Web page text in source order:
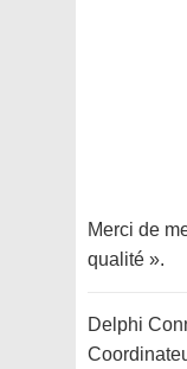
Merci de
qualité ».
Delphi